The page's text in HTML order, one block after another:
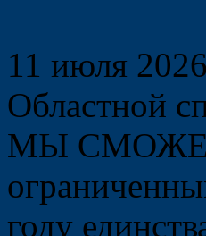
11 июля
Областной
МЫ СМОЖЕМ
году